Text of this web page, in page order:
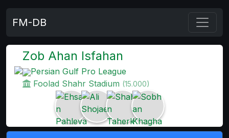
FM-DB
Zob Ahan Isfahan
Persian Gulf Pro League
Foolad Shahr Stadium (15.000)